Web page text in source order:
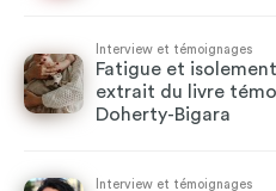
Interview et témoignages
Fatigue et
extrait du livre
Doherty-Bigara
Interview et témoignages